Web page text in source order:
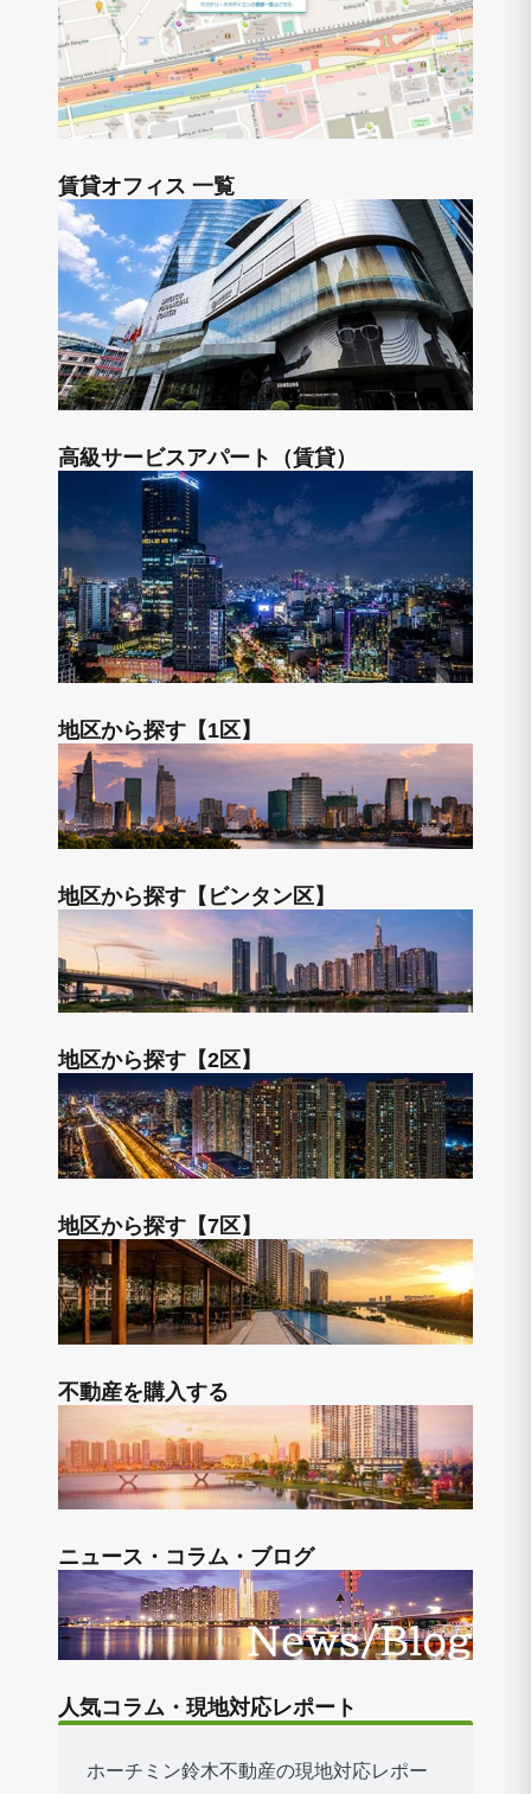
賃貸オフィス 一覧
高級サービスアパート（賃貸）
地区から探す【1区】
地区から探す【ビンタン区】
地区から探す【2区】
地区から探す【7区】
不動産を購入する
ニュース・コラム・ブログ
人気コラム・現地対応レポート
ホーチミン鈴木不動産の現地対応レポー